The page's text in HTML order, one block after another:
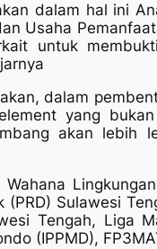
dalam hal ini
Usaha
untuk
dalam
yang
akan lebih
Sulawesi
Tengah, Liga
(IPPMD),